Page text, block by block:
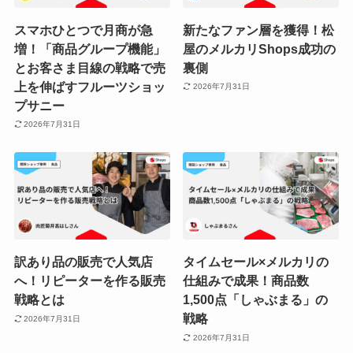
スマホひとつで月商が急
増！「商品グループ機能」
とお客さま目線の戦略で売
上を伸ばすフルーツショッ
プサニー
2026年7月31日
新たなファン層を獲得！松
屋のメルカリShops成功の
裏側
2026年7月31日
訳あり品の販売で人気店
へ！リピーターを作る販売
戦略とは
2026年7月31日
タイムセール×メルカリの
仕組みで成果！商品数
1,500点「しゃぶまる」の
戦略
2026年7月31日